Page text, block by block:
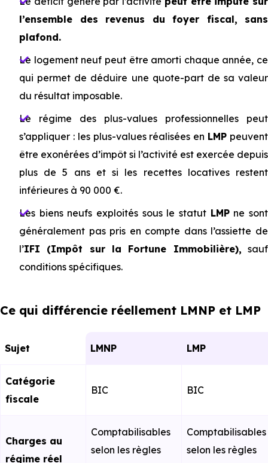
l’ensemble des revenus du foyer fiscal, sans
plafond.
Le logement neuf peut être amorti chaque année, ce
qui permet de déduire une quote-part de sa valeur
du résultat imposable.
Le régime des plus-values professionnelles peut
s’appliquer : les plus-values réalisées en LMP peuvent
être exonérées d’impôt si l’activité est exercée depuis
plus de 5 ans et si les recettes locatives restent
inférieures à 90 000 €.
Les biens neufs exploités sous le statut LMPne sont
généralement pas pris en compte dans l’assiette de
l’IFI (Impôt sur la Fortune Immobilière), sauf
conditions spécifiques.
Ce qui différencie réellement LMNP et LMP
Sujet LMNP LMP
Catégorie
fiscale
BIC BIC
Charges au
régime réel
Comptabilisables
selon les règles
Comptabilisables
selon les règles